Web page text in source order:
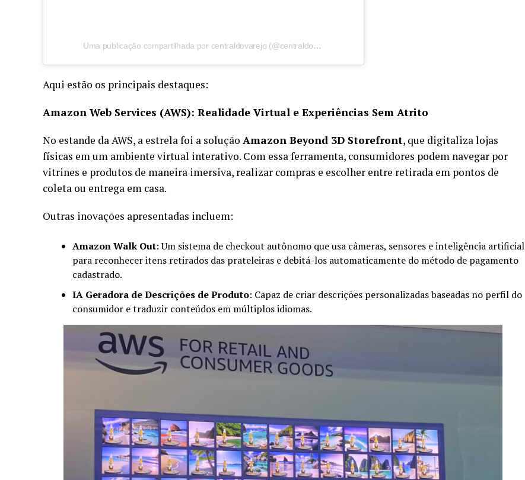
Uma publicação compartilhada por centraldovarejo (@centraldovarejo)
Aqui estão os principais destaques:
Amazon Web Services (AWS): Realidade Virtual e Experiências Sem Atrito
No estande da AWS, a estrela foi a solução Amazon Beyond 3D Storefront, que digitaliza lojas
físicas em um ambiente virtual interativo. Com essa ferramenta, consumidores podem navegar por
vitrines e produtos de maneira imersiva, realizar compras e escolher entre retirada em pontos de
coleta ou entrega em casa.
Outras inovações apresentadas incluem:
Amazon Walk Out: Um sistema de checkout autônomo que usa câmeras, sensores e inteligência artificial
para reconhecer itens retirados das prateleiras e debitá-los automaticamente do método de pagamento
cadastrado.
IA Geradora de Descrições de Produto: Capaz de criar descrições personalizadas baseadas no perfil do
consumidor e traduzir conteúdos em múltiplos idiomas.